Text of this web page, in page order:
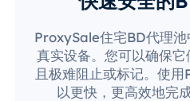
ProxySale住宅BD代理
真实设备。您可以确保
且极难阻止或标记。使
以更快，更高效地完